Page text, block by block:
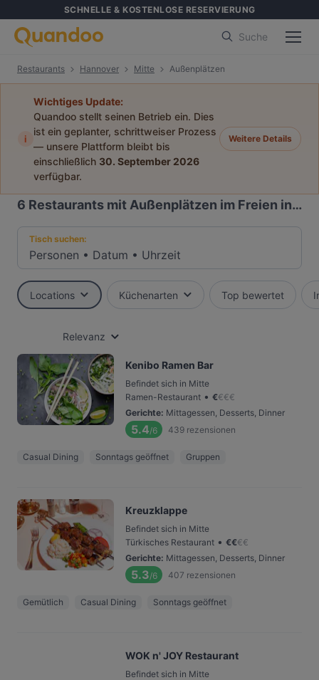
SCHNELLE & KOSTENLOSE RESERVIERUNG
Suche
Restaurants Hannover Mitte Außenplätzen
i
Wichtiges Update:
Quandoo stellt seinen Betrieb ein. Dies
ist ein geplanter, schrittweiser Prozess
— unsere Plattform bleibt bis
einschließlich 30. September 2026
verfügbar.
Weitere Details
6 Restaurants mit Außenplätzen im Freien in Mitte, Hannover
Tisch suchen:
Personen • Datum • Uhrzeit
Locations Küchenarten Top bewertet
Relevanz
Kenibo Ramen Bar
Befindet sich in Mitte
Ramen-Restaurant • €€€€
Gerichte: Mittagessen, Desserts, Dinner
5.4/6 439 rezensionen
Casual Dining Sonntags geöffnet Gruppen
Kreuzklappe
Befindet sich in Mitte
Türkisches Restaurant • €€€€
Gerichte: Mittagessen, Desserts, Dinner
5.3/6 407 rezensionen
Gemütlich Casual Dining Sonntags geöffnet
WOK n' JOY Restaurant
Befindet sich in Mitte